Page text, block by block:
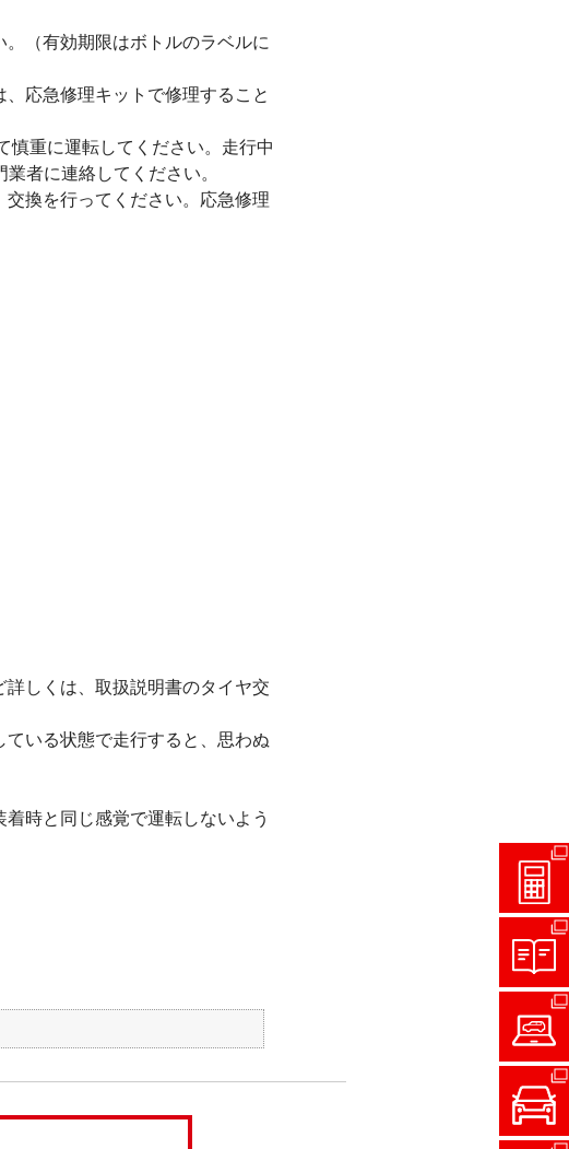
（有効期限はボトルのラベルに
応急修理キットで修理すること
重に運転してください。走行中
者に連絡してください。
換を行ってください。応急修理
しくは、取扱説明書のタイヤ交
いる状態で走行すると、思わぬ
時と同じ感覚で運転しないよう